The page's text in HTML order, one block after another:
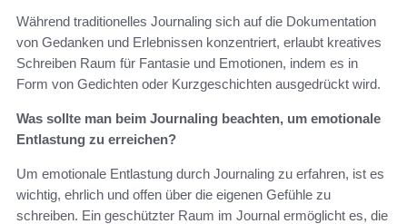
Während traditionelles Journaling sich auf die Dokumentation
von Gedanken und Erlebnissen konzentriert, erlaubt kreatives
Schreiben Raum für Fantasie und Emotionen, indem es in
Form von Gedichten oder Kurzgeschichten ausgedrückt wird.
Was sollte man beim Journaling beachten, um emotionale
Entlastung zu erreichen?
Um emotionale Entlastung durch Journaling zu erfahren, ist es
wichtig, ehrlich und offen über die eigenen Gefühle zu
schreiben. Ein geschützter Raum im Journal ermöglicht es, die